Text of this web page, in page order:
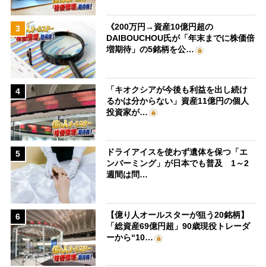
3
《200万円→資産10億円超の
DAIBOUCHOU氏が「年末までに株価倍
増期待」の5銘柄を公…
4
「キオクシアが今後も利益を出し続け
るかは分からない」資産11億円の個人
投資家が…
5
ドライアイスを使わず遺体を保つ「エ
ンバーミング」が日本でも普及 1～2
週間は問…
6
【億り人オールスターが狙う20銘柄】
「総資産69億円超」90歳現役トレーダ
ーから“10…